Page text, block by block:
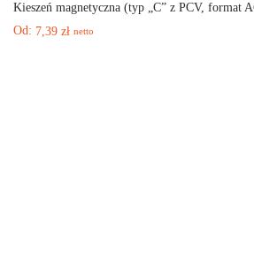
Kieszeń magnetyczna (typ „C” z PCV, format
Od: 7,39 zł netto